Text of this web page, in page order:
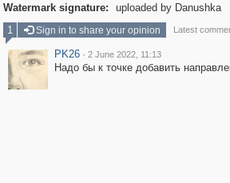
Watermark signature:
uploaded by Danushka
1
Sign in to share your opinion Latest
PK26 · 2 June 2022, 11:13
Надо бы к точке добавить